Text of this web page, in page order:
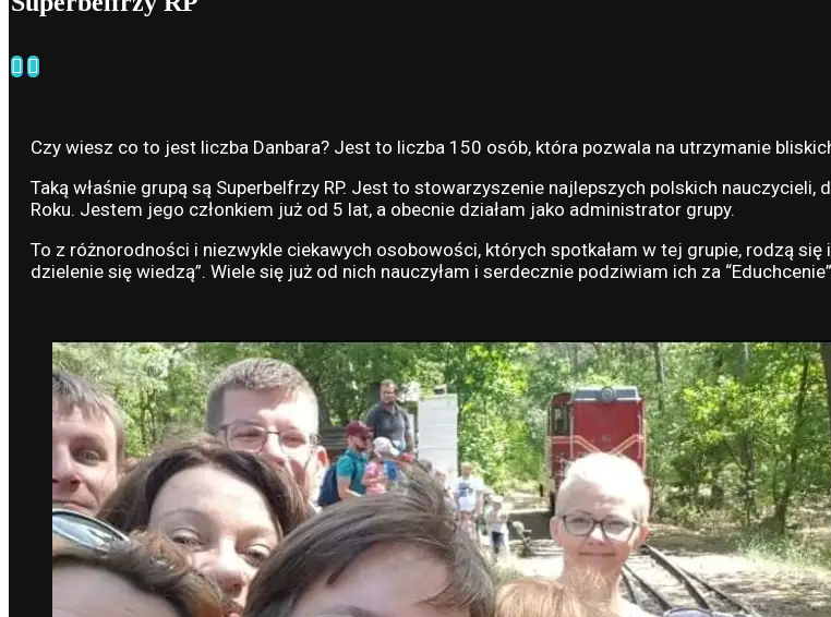
Czy wiesz co to jest liczba Danbara? Jest to liczba 150 osób, która pozwala na utrzymanie
Taką właśnie grupą są Superbelfrzy RP. Jest to stowarzyszenie najlepszych polskich
Roku. Jestem jego członkiem już od 5 lat, a obecnie działam jako administrator grupy.
To z różnorodności i niezwykle ciekawych osobowości, których spotkałam w tej grupie, rodzą
dzielenie się wiedzą”. Wiele się już od nich nauczyłam i serdecznie podziwiam ich za